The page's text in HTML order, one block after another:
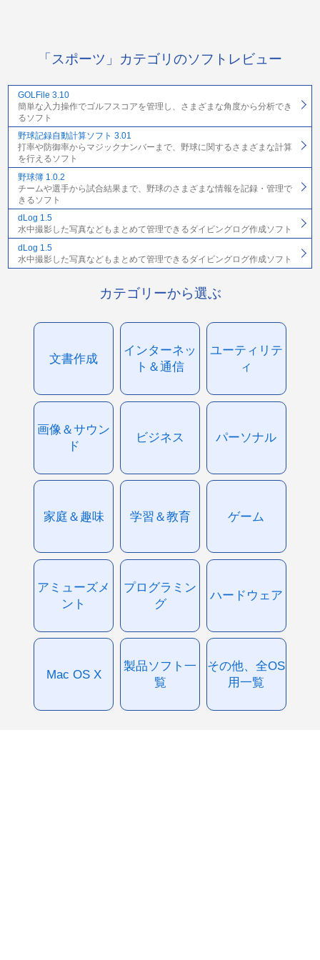
「スポーツ」カテゴリのソフトレビュー
GOLFile 3.10
簡単な入力操作でゴルフスコアを管理し、さまざまな角度から分析でき
るソフト
野球記録自動計算ソフト 3.01
打率や防御率からマジックナンバーまで、野球に関するさまざまな計算
を行えるソフト
野球簿 1.0.2
チームや選手から試合結果まで、野球のさまざまな情報を記録・管理で
きるソフト
dLog 1.5
水中撮影した写真などもまとめて管理できるダイビングログ作成ソフト
dLog 1.5
水中撮影した写真などもまとめて管理できるダイビングログ作成ソフト
カテゴリーから選ぶ
文書作成
インターネッ
ト＆通信
ユーティリテ
ィ
画像＆サウン
ド
ビジネス パーソナル
家庭＆趣味 学習＆教育 ゲーム
アミューズメ
ント
プログラミン
グ
ハードウェア
Mac OS X
製品ソフト一
覧
その他、全OS
用一覧